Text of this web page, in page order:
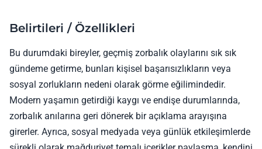
Belirtileri / Özellikleri
Bu durumdaki bireyler, geçmiş zorbalık olaylarını sık sık
gündeme getirme, bunları kişisel başarısızlıkların veya
sosyal zorlukların nedeni olarak görme eğilimindedir.
Modern yaşamın getirdiği kaygı ve endişe durumlarında,
zorbalık anılarına geri dönerek bir açıklama arayışına
girerler. Ayrıca, sosyal medyada veya günlük etkileşimlerde